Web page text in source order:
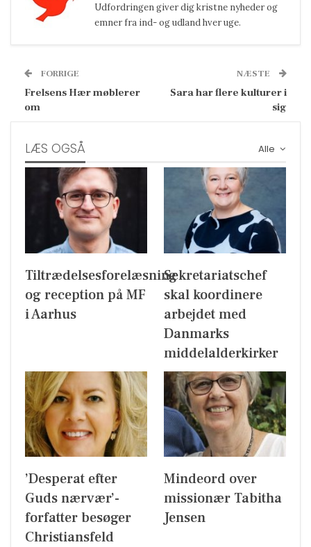
Udfordringen giver dig kristne nyheder og
emner fra ind- og udland hver uge.
FORRIGE
Frelsens Hær møblerer
om
NÆSTE
Sara har flere kulturer i
sig
Alle
LÆS OGSÅ
Tiltrædelsesforelæsning
og reception på MF
i Aarhus
Sekretariatschef
skal koordinere
arbejdet med
Danmarks
middelalderkirker
’Desperat efter
Guds nærvær’-
forfatter besøger
Christiansfeld
Mindeord over
missionær Tabitha
Jensen